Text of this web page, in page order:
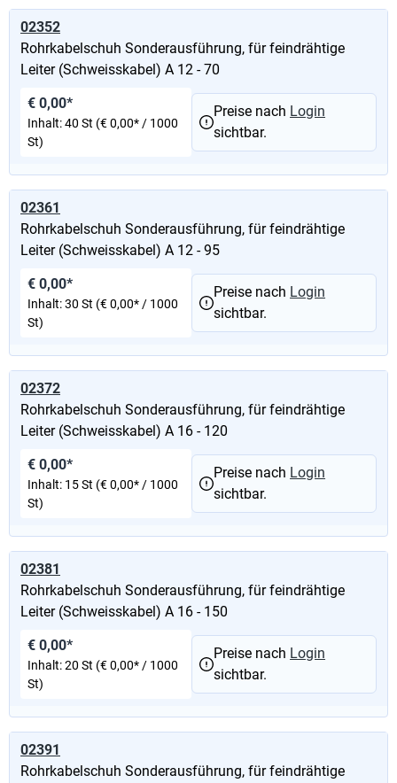
02352
Rohrkabelschuh Sonderausführung, für feindrähtige
Leiter (Schweisskabel) A 12 - 70
€ 0,00*
Inhalt:40 St (€ 0,00* / 1000
St)
Preise nach Login
sichtbar.
02361
Rohrkabelschuh Sonderausführung, für feindrähtige
Leiter (Schweisskabel) A 12 - 95
€ 0,00*
Inhalt:30 St (€ 0,00* / 1000
St)
Preise nach Login
sichtbar.
02372
Rohrkabelschuh Sonderausführung, für feindrähtige
Leiter (Schweisskabel) A 16 - 120
€ 0,00*
Inhalt: 15 St (€ 0,00* / 1000
St)
Preise nach Login
sichtbar.
02381
Rohrkabelschuh Sonderausführung, für feindrähtige
Leiter (Schweisskabel) A 16 - 150
€ 0,00*
Inhalt:20 St (€ 0,00* / 1000
St)
Preise nach Login
sichtbar.
02391
Rohrkabelschuh Sonderausführung, für feindrähtige